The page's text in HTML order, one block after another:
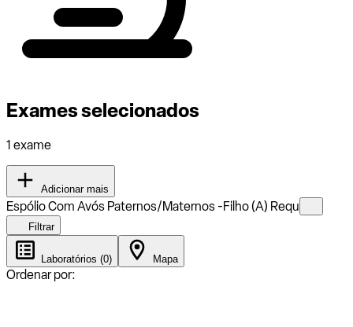
Exames selecionados
1 exame
Adicionar mais
Espólio Com Avós Paternos/Maternos -Filho (A) Requ
Filtrar
Laboratórios (0) Mapa
Ordenar por: